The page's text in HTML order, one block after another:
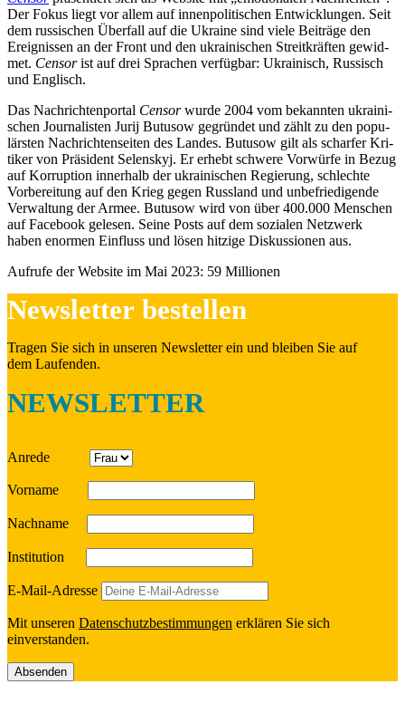
Der Fokus liegt vor allem auf innen­po­li­ti­schen Ent­wick­lun­gen. Seit
dem rus­si­schen Über­fall auf die Ukraine sind viele Bei­träge den
Ereig­nis­sen an der Front und den ukrai­ni­schen Streit­kräf­ten gewid­
met. Censorist auf drei Spra­chen ver­füg­bar: Ukrai­nisch, Rus­sisch
und Englisch.
Das Nach­rich­ten­por­tal Censorwurde 2004 vom bekann­ten ukrai­ni­
schen Jour­na­lis­ten Jurij Butusow gegrün­det und zählt zu den popu­
lärs­ten Nach­rich­ten­sei­ten des Landes. Butusow gilt als schar­fer Kri­
ti­ker von Prä­si­dent Selen­skyj. Er erhebt schwere Vor­würfe in Bezug
auf Kor­rup­tion inner­halb der ukrai­ni­schen Regie­rung, schlechte
Vor­be­rei­tung auf den Krieg gegen Russ­land und unbe­frie­di­gende
Ver­wal­tung der Armee. Butusow wird von über 400.000 Men­schen
auf Face­book gelesen. Seine Posts auf dem sozia­len Netz­werk
haben enormen Ein­fluss und lösen hitzige Dis­kus­sio­nen aus.
Aufrufe der Website im Mai 2023: 59 Millionen
News­let­ter bestellen
Tragen Sie sich in unseren News­let­ter ein und bleiben Sie auf
dem Laufenden.
NEWSLETTER
Anrede
Vorname
Nach­name
Insti­tu­tion
E‑Mail-Adresse
Mit unseren Daten­schutz­be­stim­mun­gen erklä­ren Sie sich
einverstanden.